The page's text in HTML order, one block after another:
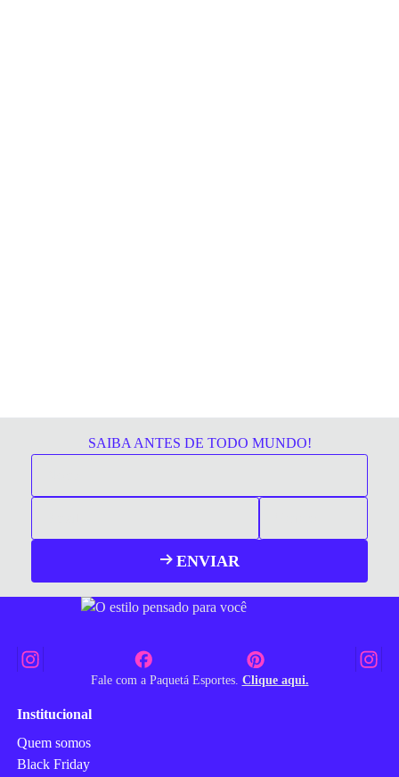
SAIBA ANTES DE TODO MUNDO!
ENVIAR
Fale com a Paquetá Esportes. Clique aqui.
Institucional
Quem somos
Black Friday